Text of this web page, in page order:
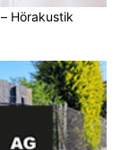
Hörakustik